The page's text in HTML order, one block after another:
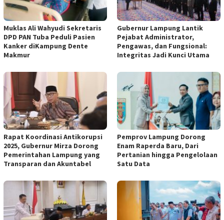
Muklas Ali Wahyudi Sekretaris
DPD PAN Tuba Peduli Pasien
Kanker diKampung Dente
Makmur
Gubernur Lampung Lantik
Pejabat Administrator,
Pengawas, dan Fungsional:
Integritas Jadi Kunci Utama
Rapat Koordinasi Antikorupsi
2025, Gubernur Mirza Dorong
Pemerintahan Lampung yang
Transparan dan Akuntabel
Pemprov Lampung Dorong
Enam Raperda Baru, Dari
Pertanian hingga Pengelolaan
Satu Data